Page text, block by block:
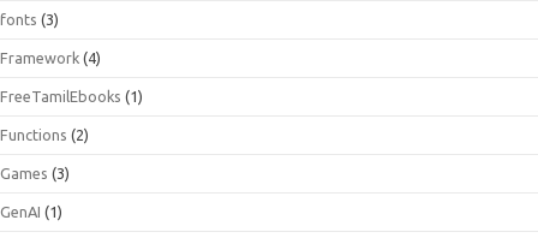
fonts (3)
Framework (4)
FreeTamilEbooks (1)
Functions (2)
Games (3)
GenAI (1)